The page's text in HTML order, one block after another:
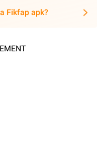
Fikfap apk?